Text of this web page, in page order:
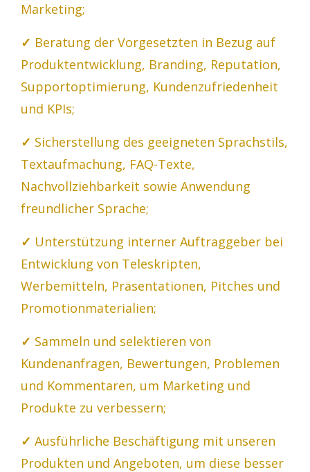
Marketing;
✓ Beratung der Vorgesetzten in Bezug auf
Produktentwicklung, Branding, Reputation,
Supportoptimierung, Kundenzufriedenheit
und KPIs;
✓ Sicherstellung des geeigneten Sprachstils,
Textaufmachung, FAQ-Texte,
Nachvollziehbarkeit sowie Anwendung
freundlicher Sprache;
✓ Unterstützung interner Auftraggeber bei
Entwicklung von Teleskripten,
Werbemitteln, Präsentationen, Pitches und
Promotionmaterialien;
✓ Sammeln und selektieren von
Kundenanfragen, Bewertungen, Problemen
und Kommentaren, um Marketing und
Produkte zu verbessern;
✓ Ausführliche Beschäftigung mit unseren
Produkten und Angeboten, um diese besser